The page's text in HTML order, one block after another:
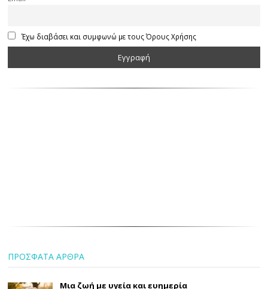
Έχω διαβάσει και συμφωνώ με τους Όρους Χρήσης
ΠΡΟΣΦΑΤΑ ΑΡΘΡΑ
Μια ζωή με υγεία και ευημερία